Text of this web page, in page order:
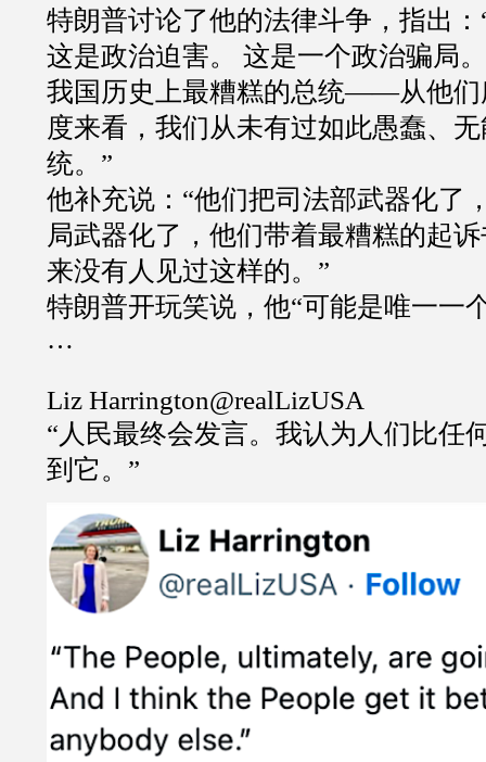
特朗普讨论了他的法律斗争，指出
这是政治迫害。 这是一个政治骗局
我国历史上最糟糕的总统——从他们
度来看，我们从未有过如此愚蠢、
统。”
他补充说：“他们把司法部武器化了
局武器化了，他们带着最糟糕的起
来没有人见过这样的。”
特朗普开玩笑说，他“可能是唯一一
…
Liz Harrington@realLizUSA
“人民最终会发言。我认为人们比任
到它。”